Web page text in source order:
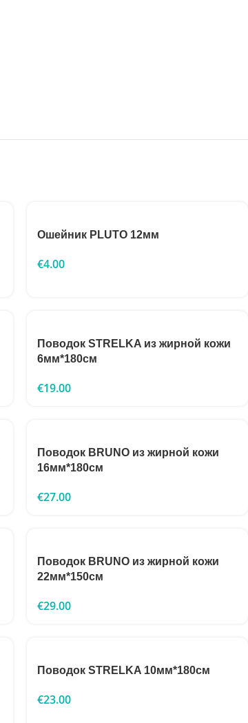
Ошейник PLUTO 12мм
€4.00
Поводок STRELKA из жирной кожи
6мм*180см
€19.00
Поводок BRUNO из жирной кожи
16мм*180см
€27.00
Поводок BRUNO из жирной кожи
22мм*150см
€29.00
Поводок STRELKA 10мм*180см
€23.00